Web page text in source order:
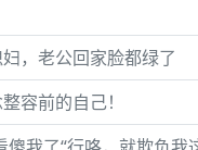
，老公回家脸都绿了
容前的自己！